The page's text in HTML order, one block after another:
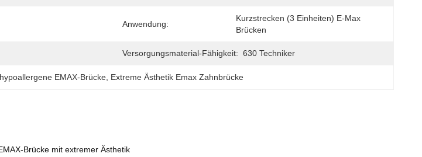
Anwendung:
Kurzstrecken (3 Einheiten) E-Max
Brücken
Versorgungsmaterial-Fähigkeit: 630 Techniker
hypoallergene EMAX-Brücke Extreme Ästhetik Emax Zahnbrücke
Brücke mit extremer Ästhetik